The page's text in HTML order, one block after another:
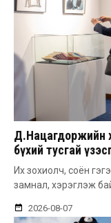
Д.Нацагдоржийн
бүхий тусгай
Их зохиолч, соён
замнал, хэрэглэж
2026-08-07